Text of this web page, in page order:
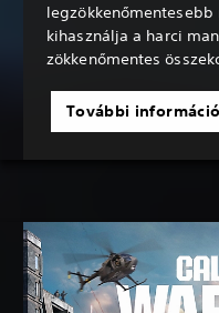
kihasználja a harci
zökkenőmentes
További információ